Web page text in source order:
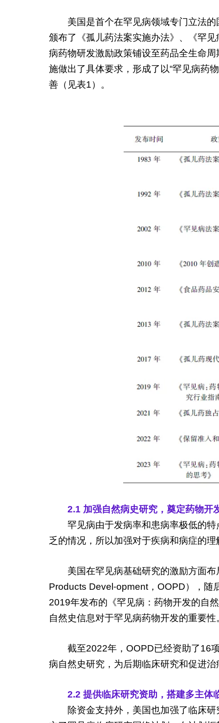
美国是首个在罕见病领域专门立法
颁布了《孤儿药法案实施办法》、《罕
病药物研发激励政策铺设至药品全生命
施做出了具体要求，形成了以“罕见病药
善（见表1）。
2.1 加强自然病史研究，奠定药物开
罕见病由于发病率和患病率极低的
乏的情况，所以加强对于疾病和病症的
美国在罕见病基础研究的激励方面
Products Devel⁃opment，OOPD），随
2019年发布的《罕见病：药物开发的自
自然史信息对于罕见病药物开发的重要性
截至2022年，OOPD已经资助了16
病自然史研究，为后期临床研究和促进
2.2 提供临床研究资助，搭建多主体
除资金支持外，美国也加强了临床